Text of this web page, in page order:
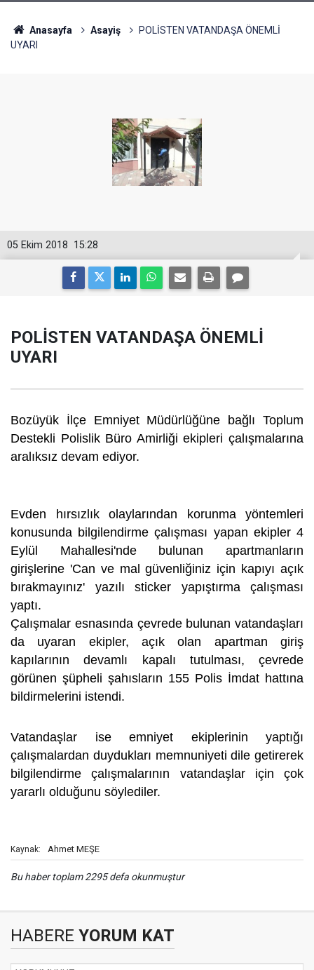
Anasayfa Asayiş
POLİSTEN VATANDAŞA ÖNEMLİ
UYARI
15:28
05 Ekim 2018
POLİSTEN VATANDAŞA ÖNEMLİ
UYARI
Bozüyük İlçe Emniyet Müdürlüğüne bağlı Toplum
Destekli Polislik Büro Amirliği ekipleri çalışmalarına
aralıksız devam ediyor.
Evden hırsızlık olaylarından korunma yöntemleri
konusunda bilgilendirme çalışması yapan ekipler 4
Eylül Mahallesi'nde bulunan apartmanların
girişlerine 'Can ve mal güvenliğiniz için kapıyı açık
bırakmayınız' yazılı sticker yapıştırma çalışması
yaptı.
Çalışmalar esnasında çevrede bulunan vatandaşları
da uyaran ekipler, açık olan apartman giriş
kapılarının devamlı kapalı tutulması, çevrede
görünen şüpheli şahısların 155 Polis İmdat hattına
bildirmelerini istendi.
Vatandaşlar ise emniyet ekiplerinin yaptığı
çalışmalardan duydukları memnuniyeti dile getirerek
bilgilendirme çalışmalarının vatandaşlar için çok
yararlı olduğunu söylediler.
Kaynak: Ahmet MEŞE
Bu haber toplam 2295 defa okunmuştur
HABERE YORUM KAT